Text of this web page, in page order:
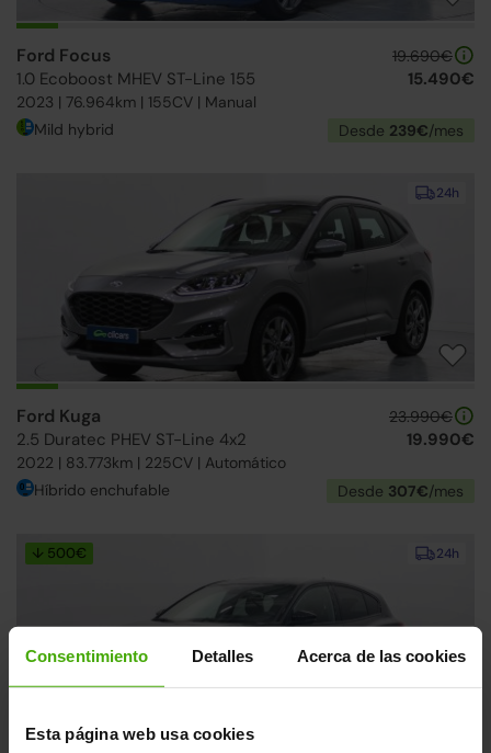
Consentimiento Detalles Acerca de las cookies
Esta página web usa cookies
Ford Focus
1.0 Ecoboost MHEV ST-Line 155
2023 | 76.964km | 155CV | Manual
19.690€
15.490€
Mild hybrid Desde 239€/mes
24h
Ford Kuga
2.5 Duratec PHEV ST-Line 4x2
2022 | 83.773km | 225CV | Automático
23.990€
19.990€
Híbrido enchufable Desde 307€/mes
24h
↓ 500€